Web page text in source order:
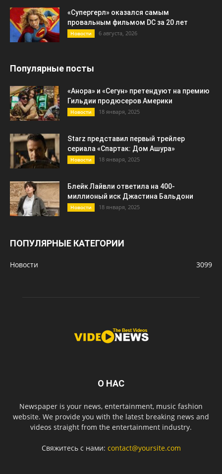
«Супергерл» оказался самым
провальным фильмом DC за 20 лет
Новости 6 августа, 2026
Популярные посты
«Анора» и «Сегун» претендуют на премию
Гильдии продюсеров Америки
Новости 18 января, 2025
Starz представил первый трейлер
сериала «Спартак: Дом Ашура»
Новости 18 января, 2025
Блейк Лайвли ответила на 400-
миллионый иск Джастина Бальдони
Новости 18 января, 2025
ПОПУЛЯРНЫЕ КАТЕГОРИИ
Новости 3099
О НАС
Newspaper is your news, entertainment, music fashion
website. We provide you with the latest breaking news and
videos straight from the entertainment industry.
Свяжитесь с нами: contact@yoursite.com